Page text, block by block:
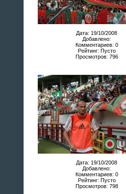
Дата: 19/10/2008
Добавлено:
Комментариев: 0
Рейтинг: Пусто
Просмотров: 796
Дата: 19/10/2008
Добавлено:
Комментариев: 0
Рейтинг: Пусто
Просмотров: 798